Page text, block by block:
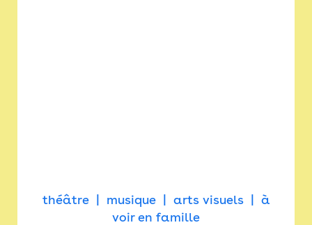
théâtre musique arts visuels
à
voir en famille